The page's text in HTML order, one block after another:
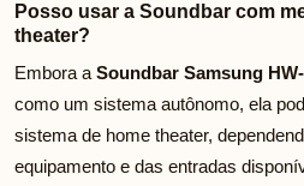
Posso usar a Soundbar com
theater?
Embora a Soundbar Samsung
como um sistema autônomo, ela
sistema de home theater,
equipamento e das entradas